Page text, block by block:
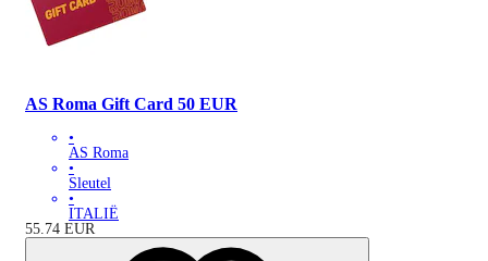
AS Roma Gift Card 50 EUR
•
AS Roma
•
Sleutel
•
ITALIË
55.74 EUR